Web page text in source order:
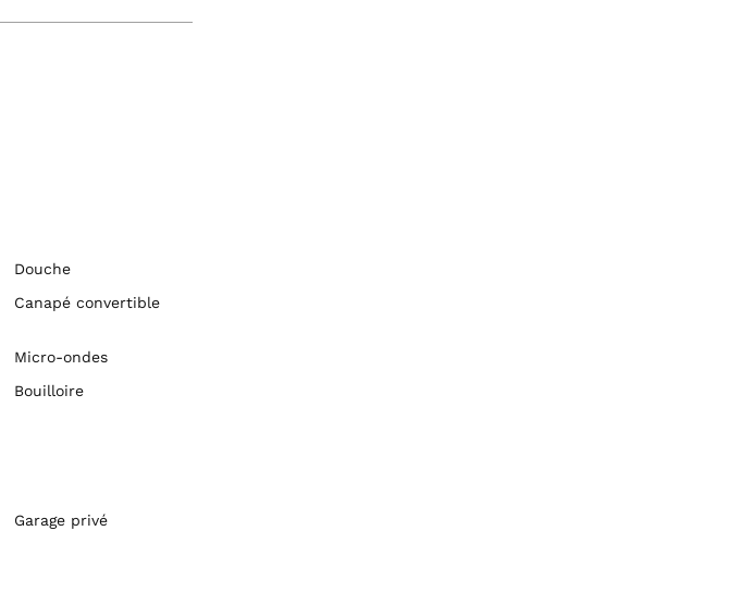
Douche
Canapé convertible
Micro-ondes
Bouilloire
Garage privé